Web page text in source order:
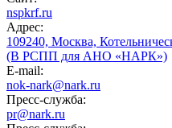
nspkrf.ru
Адрес:
109240, Москва,
(В РСПП для АНО «НАРК»)
E-mail:
nok-nark@nark.ru
Пресс-служба:
pr@nark.ru